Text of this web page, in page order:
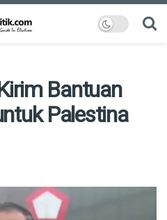
Bantuan
Palestina